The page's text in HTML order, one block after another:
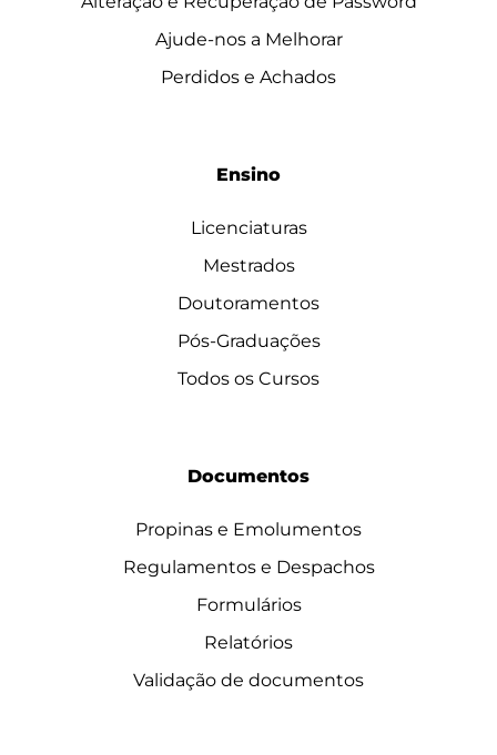
Ajude-nos a Melhorar
Perdidos e Achados
Ensino
Licenciaturas
Mestrados
Doutoramentos
Pós-Graduações
Todos os Cursos
Documentos
Propinas e Emolumentos
Regulamentos e Despachos
Formulários
Relatórios
Validação de documentos